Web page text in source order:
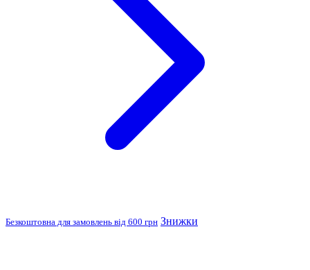
Безкоштовна для замовлень від 600 грн Знижки